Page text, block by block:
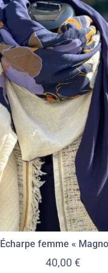
Écharpe femme «
40,00 €